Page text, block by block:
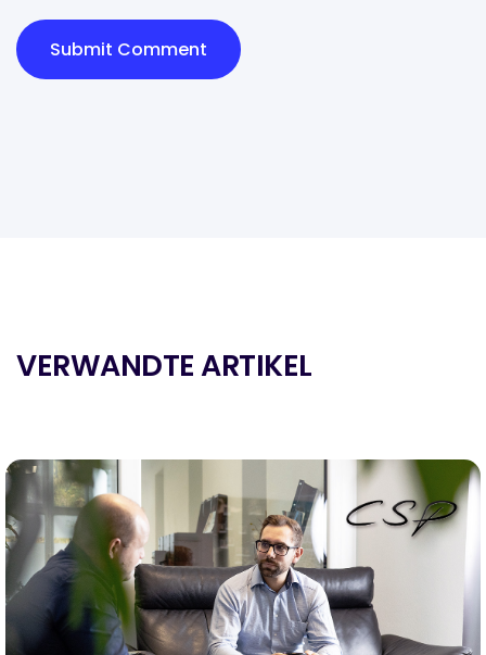
VERWANDTE ARTIKEL